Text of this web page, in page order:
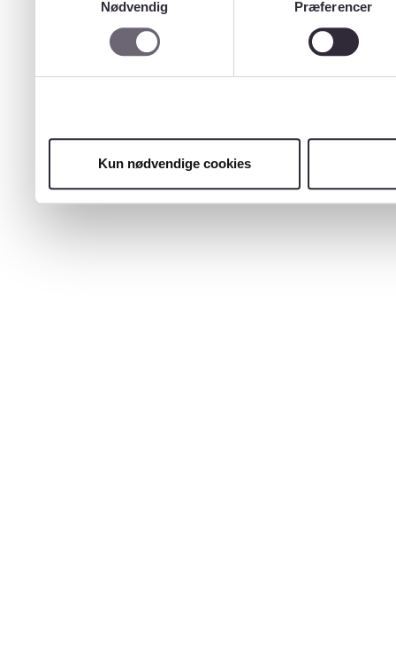
Nødvendig
Præferencer
Kun nødvendige cookies